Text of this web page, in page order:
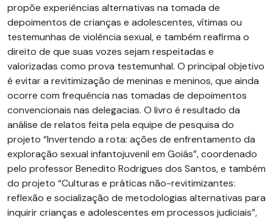
propõe experiências alternativas na tomada de
depoimentos de crianças e adolescentes, vítimas ou
testemunhas de violência sexual, e também reafirma o
direito de que suas vozes sejam respeitadas e
valorizadas como prova testemunhal. O principal objetivo
é evitar a revitimização de meninas e meninos, que ainda
ocorre com frequência nas tomadas de depoimentos
convencionais nas delegacias. O livro é resultado da
análise de relatos feita pela equipe de pesquisa do
projeto “Invertendo a rota: ações de enfrentamento da
exploração sexual infantojuvenil em Goiás”, coordenado
pelo professor Benedito Rodrigues dos Santos, e também
do projeto “Culturas e práticas não-revitimizantes:
reflexão e socialização de metodologias alternativas para
inquirir crianças e adolescentes em processos judi­ciais”,